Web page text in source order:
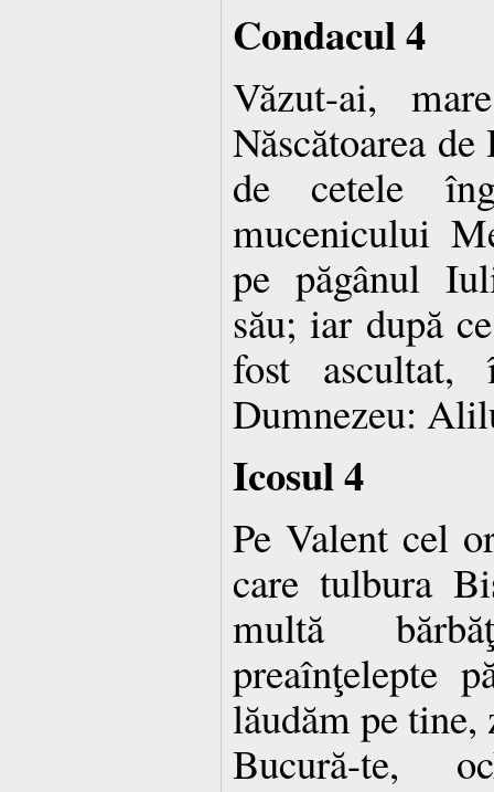
Condacul 4
Văzut-ai,
Născătoarea
de cetele
mucenicului
pe păgânul
său; iar după
fost
Dumnezeu:
Icosul 4
Pe Valent cel
care tulbura
multă
preaînţelepte
lăudăm pe tine,
Bucură-te,